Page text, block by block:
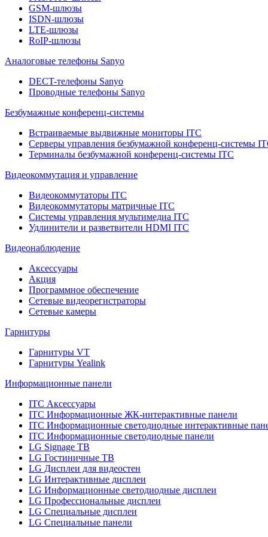
GSM-шлюзы
ISDN-шлюзы
LTE-шлюзы
RoIP-шлюзы
Аналоговые телефоны Sanyo
DECT-телефоны Sanyo
Проводные телефоны Sanyo
Безбумажные конференц-системы
Встраиваемые выдвижные мониторы ITC
Серверы управления безбумажной конференц-системы
Терминалы безбумажной конференц-системы ITC
Видеокоммутация и управление
Видеокоммутаторы ITC
Видеокоммутаторы матричные ITC
Системы управления мультимедиа ITC
Удлинители и разветвители HDMI ITC
Видеонаблюдение
Аксессуары
Акция
Программное обеспечение
Сетевые видеорегистраторы
Сетевые камеры
Гарнитуры
Гарнитуры VT
Гарнитуры Yealink
Информационные панели
ITC Аксессуары
ITC Информационные ЖК-интерактивные панели
ITC Информационные светодиодные интерактивные
ITC Информационные светодиодные панели
LG Signage ТВ
LG Гостиничные ТВ
LG Дисплеи для видеостен
LG Интерактивные дисплеи
LG Информационные светодиодные дисплеи
LG Профессиональные дисплеи
LG Специальные дисплеи
LG Специальные панели